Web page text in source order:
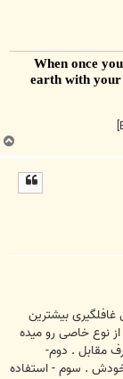
earth with your
بیشترین
نوع خاصی رو میده
مقابل . دوم-
. سوم - استفاده